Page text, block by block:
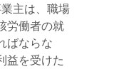
主は、職場
労働者の就
ばならな
益を受けた